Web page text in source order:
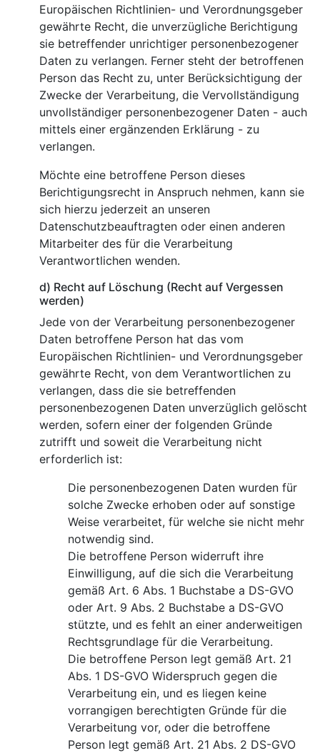
Europäischen Richtlinien- und Verordnungsgeber
gewährte Recht, die unverzügliche Berichtigung
sie betreffender unrichtiger personenbezogener
Daten zu verlangen. Ferner steht der betroffenen
Person das Recht zu, unter Berücksichtigung der
Zwecke der Verarbeitung, die Vervollständigung
unvollständiger personenbezogener Daten - auch
mittels einer ergänzenden Erklärung - zu
verlangen.
Möchte eine betroffene Person dieses
Berichtigungsrecht in Anspruch nehmen, kann sie
sich hierzu jederzeit an unseren
Datenschutzbeauftragten oder einen anderen
Mitarbeiter des für die Verarbeitung
Verantwortlichen wenden.
d) Recht auf Löschung (Recht auf Vergessen
werden)
Jede von der Verarbeitung personenbezogener
Daten betroffene Person hat das vom
Europäischen Richtlinien- und Verordnungsgeber
gewährte Recht, von dem Verantwortlichen zu
verlangen, dass die sie betreffenden
personenbezogenen Daten unverzüglich gelöscht
werden, sofern einer der folgenden Gründe
zutrifft und soweit die Verarbeitung nicht
erforderlich ist:
Die personenbezogenen Daten wurden für
solche Zwecke erhoben oder auf sonstige
Weise verarbeitet, für welche sie nicht mehr
notwendig sind.
Die betroffene Person widerruft ihre
Einwilligung, auf die sich die Verarbeitung
gemäß Art. 6 Abs. 1 Buchstabe a DS-GVO
oder Art. 9 Abs. 2 Buchstabe a DS-GVO
stützte, und es fehlt an einer anderweitigen
Rechtsgrundlage für die Verarbeitung.
Die betroffene Person legt gemäß Art. 21
Abs. 1 DS-GVO Widerspruch gegen die
Verarbeitung ein, und es liegen keine
vorrangigen berechtigten Gründe für die
Verarbeitung vor, oder die betroffene
Person legt gemäß Art. 21 Abs. 2 DS-GVO